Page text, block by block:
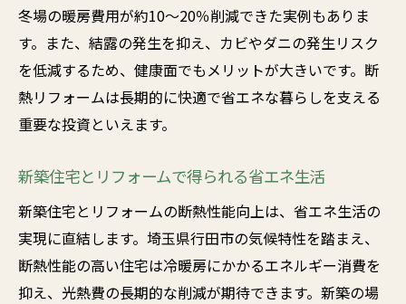
冬場の暖房費用が約10〜20％削減できた実例もありま
す。また、結露の発生を抑え、カビやダニの発生リスク
を低減するため、健康面でもメリットが大きいです。断
熱リフォームは長期的に快適で省エネな暮らしを支える
重要な投資といえます。
新築住宅とリフォームで得られる省エネ生活
新築住宅とリフォームの断熱性能向上は、省エネ生活の
実現に直結します。埼玉県行田市の気候特性を踏まえ、
断熱性能の高い住宅は冷暖房にかかるエネルギー消費を
抑え、光熱費の長期的な削減が期待できます。新築の場